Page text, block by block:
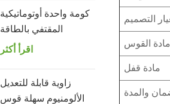
التصميم
مادة القوس
مادة قفل
والمدة
كومة واحدة أوتوماتيكية
المقتفي بالطاقة
الشمسية مع 10 لوحات
اقرأ أكثر
زاوية قابلة للتعديل
الألومنيوم سهلة قوس